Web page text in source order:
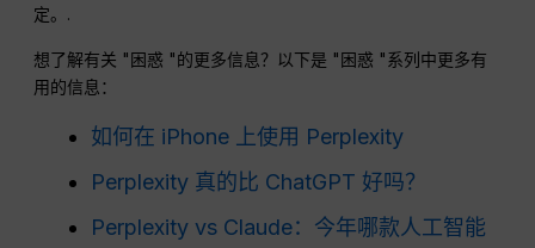
定。.
想了解有关 "困惑 "的更多信息？以下是 "困惑 "系列中更多有
用的信息：
如何在 iPhone 上使用 Perplexity
Perplexity 真的比 ChatGPT 好吗？
Perplexity vs Claude：今年哪款人工智能